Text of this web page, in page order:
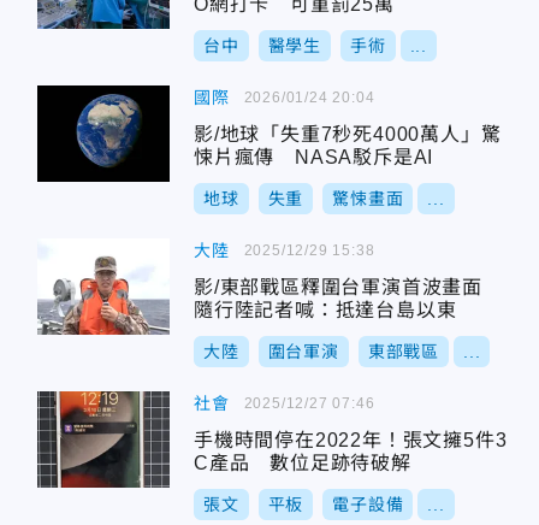
O網打卡 可重罰25萬
台中 醫學生 手術
國際
影/地球「失重7秒死4000萬人」驚
悚片瘋傳 NASA駁斥是AI
地球 失重 驚悚畫面
2026/01/24 20:04
大陸
影/東部戰區釋圍台軍演首波畫面
隨行陸記者喊：抵達台島以東
大陸 圍台軍演 東部戰區
2025/12/29 15:38
社會
手機時間停在2022年！張文擁5件3
C產品 數位足跡待破解
張文 平板 電子設備
2025/12/27 07:46